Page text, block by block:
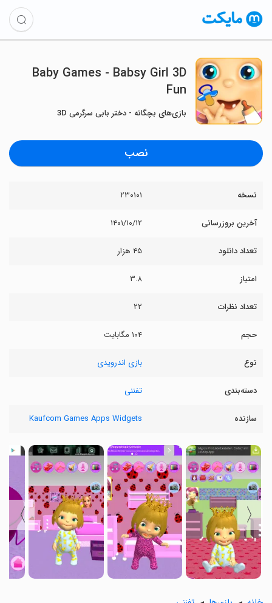
Baby Games - Babsy Girl 3D
Fun
بازی‌های بچگانه - دختر بابی سرگرمی 3D
نصب
نسخه ۲۳۰۱۰۱
آخرین بروزرسانی ۱۴۰۱/۱۰/۱۲
تعداد دانلود ۴۵ هزار
امتیاز ۳.۸
تعداد نظرات ۲۲
حجم ۱۰۴ مگابایت
نوع بازی اندرویدی
دسته‌بندی تفننی
سازنده Kaufcom Games Apps Widgets
〈
〉